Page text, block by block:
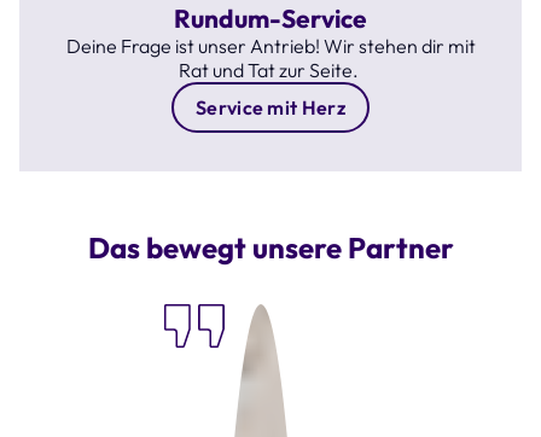
Rundum-Service
Deine Frage ist unser Antrieb! Wir stehen dir mit
Rat und Tat zur Seite.
Service mit Herz
Das bewegt unsere Partner